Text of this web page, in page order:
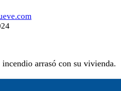
arrasó con su vivienda.